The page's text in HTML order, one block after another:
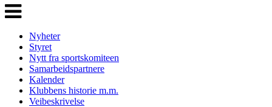
Veksle
navigasjon
Nyheter
Styret
Nytt fra sportskomiteen
Samarbeidspartnere
Kalender
Klubbens historie m.m.
Veibeskrivelse